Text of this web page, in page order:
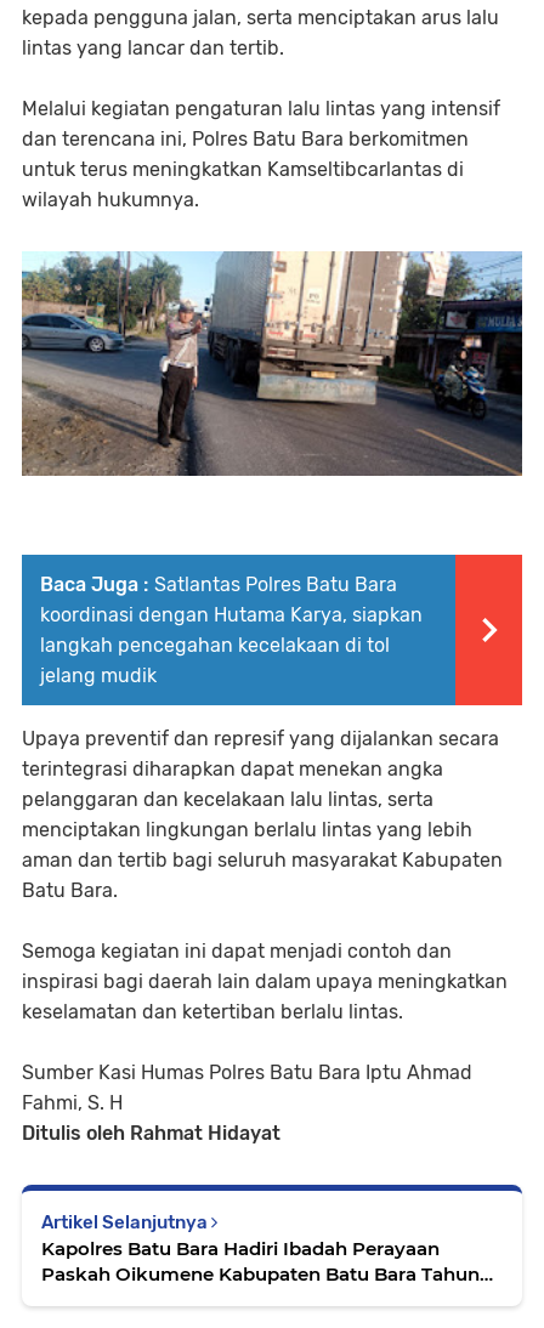
kepada pengguna jalan, serta menciptakan arus lalu
lintas yang lancar dan tertib.
Melalui kegiatan pengaturan lalu lintas yang intensif
dan terencana ini, Polres Batu Bara berkomitmen
untuk terus meningkatkan Kamseltibcarlantas di
wilayah hukumnya.
Baca Juga : Satlantas Polres Batu Bara
koordinasi dengan Hutama Karya, siapkan
langkah pencegahan kecelakaan di tol
jelang mudik
Upaya preventif dan represif yang dijalankan secara
terintegrasi diharapkan dapat menekan angka
pelanggaran dan kecelakaan lalu lintas, serta
menciptakan lingkungan berlalu lintas yang lebih
aman dan tertib bagi seluruh masyarakat Kabupaten
Batu Bara.
Semoga kegiatan ini dapat menjadi contoh dan
inspirasi bagi daerah lain dalam upaya meningkatkan
keselamatan dan ketertiban berlalu lintas.
Sumber Kasi Humas Polres Batu Bara Iptu Ahmad
Fahmi, S. H
Ditulis oleh Rahmat Hidayat
Artikel Selanjutnya
Kapolres Batu Bara Hadiri Ibadah Perayaan
Paskah Oikumene Kabupaten Batu Bara Tahun